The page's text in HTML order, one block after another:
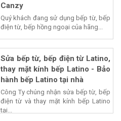
Canzy
Quý khách đang sử dụng bếp từ, bếp
điện từ, bếp hồng ngoại của hãng...
Sửa bếp từ, bếp điện từ Latino,
thay mặt kính bếp Latino - Bảo
hành bếp Latino tại nhà
Công Ty chúng nhận sửa bếp từ, bếp
điện từ và thay mặt kính bếp Latino
tại...